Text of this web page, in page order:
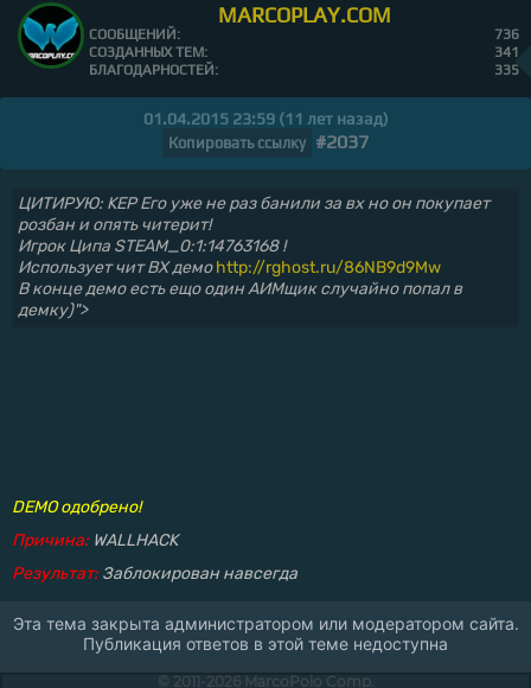
MARCOPLAY.COM
СООБЩЕНИЙ:
736
СОЗДАННЫХ ТЕМ:
341
БЛАГОДАРНОСТЕЙ:
335
01.04.2015 23:59 (11 лет назад)
Копировать ссылку #2037
ЦИТИРУЮ: KEP Его уже не раз банили за вх но он покупает
розбан и опять читерит!
Игрок Ципа STEAM_0:1:14763168 !
Использует чит ВХ демоhttp://rghost.ru/86NB9d9Mw
В конце демо есть ещо один АИМщик случайно попал в
демку)">
DEMO одобрено!
Причина: WALLHACK
Результат: Заблокирован навсегда
Эта тема закрыта администратором или модератором сайта.
Публикация ответов в этой теме недоступна
© 2011-2026 MarcoPolo Comp.